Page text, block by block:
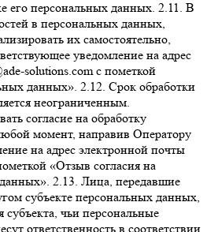
его персональных данных. 2.11. В
в персональных данных,
их самостоятельно,
уведомление на адрес
solutions.com с пометкой
данных». 2.12. Срок обработки
неограниченным.
согласие на обработку
момент, направив Оператору
на адрес электронной почты
«Отзыв согласия на
2.13. Лица, передавшие
субъекте персональных данных,
субъекта, чьи персональные
ответственность в соответствии